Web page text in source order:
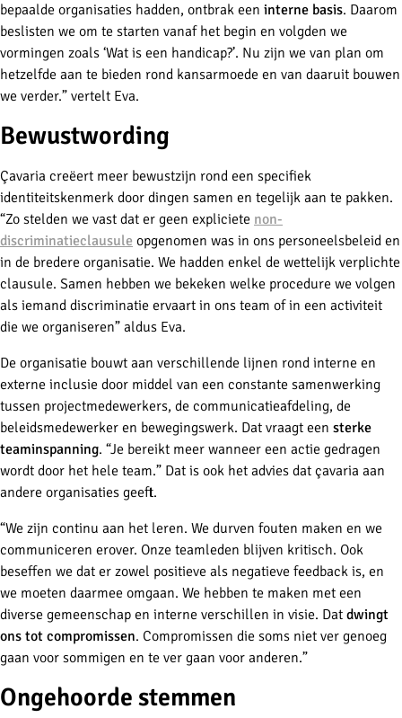
bepaalde organisaties hadden, ontbrak een interne basis. Daarom
beslisten we om te starten vanaf het begin en volgden we
vormingen zoals ‘Wat is een handicap?’. Nu zijn we van plan om
hetzelfde aan te bieden rond kansarmoede en van daaruit bouwen
we verder.” vertelt Eva.
Bewustwording
Çavaria creëert meer bewustzijn rond een specifiek
identiteitskenmerk door dingen samen en tegelijk aan te pakken.
“Zo stelden we vast dat er geen expliciete non-
discriminatieclausule opgenomen was in ons personeelsbeleid en
in de bredere organisatie. We hadden enkel de wettelijk verplichte
clausule. Samen hebben we bekeken welke procedure we volgen
als iemand discriminatie ervaart in ons team of in een activiteit
die we organiseren” aldus Eva.
De organisatie bouwt aan verschillende lijnen rond interne en
externe inclusie door middel van een constante samenwerking
tussen projectmedewerkers, de communicatieafdeling, de
beleidsmedewerker en bewegingswerk. Dat vraagt een sterke
teaminspanning. “Je bereikt meer wanneer een actie gedragen
wordt door het hele team.” Dat is ook het advies dat çavaria aan
andere organisaties geeft.
“We zijn continu aan het leren. We durven fouten maken en we
communiceren erover. Onze teamleden blijven kritisch. Ook
beseffen we dat er zowel positieve als negatieve feedback is, en
we moeten daarmee omgaan. We hebben te maken met een
diverse gemeenschap en interne verschillen in visie. Dat dwingt
ons tot compromissen. Compromissen die soms niet ver genoeg
gaan voor sommigen en te ver gaan voor anderen.”
Ongehoorde stemmen